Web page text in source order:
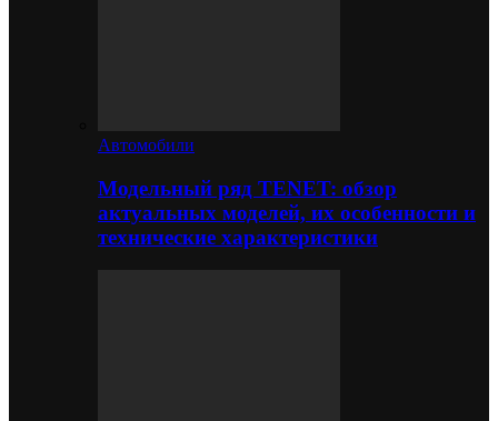
Автомобили
Модельный ряд TENET: обзор
актуальных моделей, их особенности и
технические характеристики